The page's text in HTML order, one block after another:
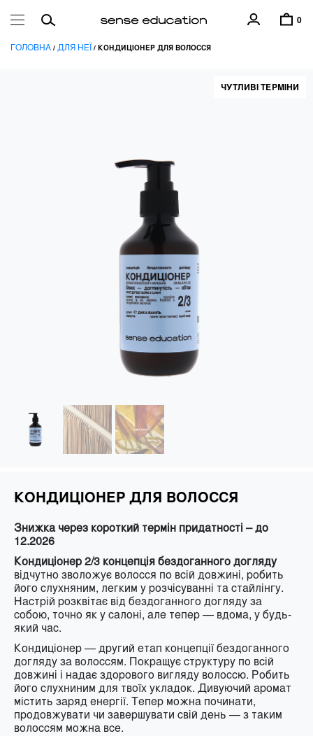
0
ГОЛОВНА / ДЛЯ НЕЇ / КОНДИЦІОНЕР ДЛЯ ВОЛОССЯ
ЧУТЛИВІ ТЕРМІНИ
КОНДИЦІОНЕР ДЛЯ ВОЛОССЯ
Знижка через короткий термін придатності – до
12.2026
Кондиціонер 2/3 концепція бездоганного догляду
відчутно зволожує волосся по всій довжині, робить
його слухняним, легким у розчісуванні та стайлінгу.
Настрій розквітає від бездоганного догляду за
собою, точно як у салоні, але тепер — вдома, у будь-
який час.
Кондиціонер — другий етап концепції бездоганного
догляду за волоссям. Покращує структуру по всій
довжині і надає здорового вигляду волоссю. Робить
його слухниним для твоїх укладок. Дивуючий аромат
містить заряд енергії. Тепер можна починати,
продовжувати чи завершувати свій день — з таким
волоссям можна все.